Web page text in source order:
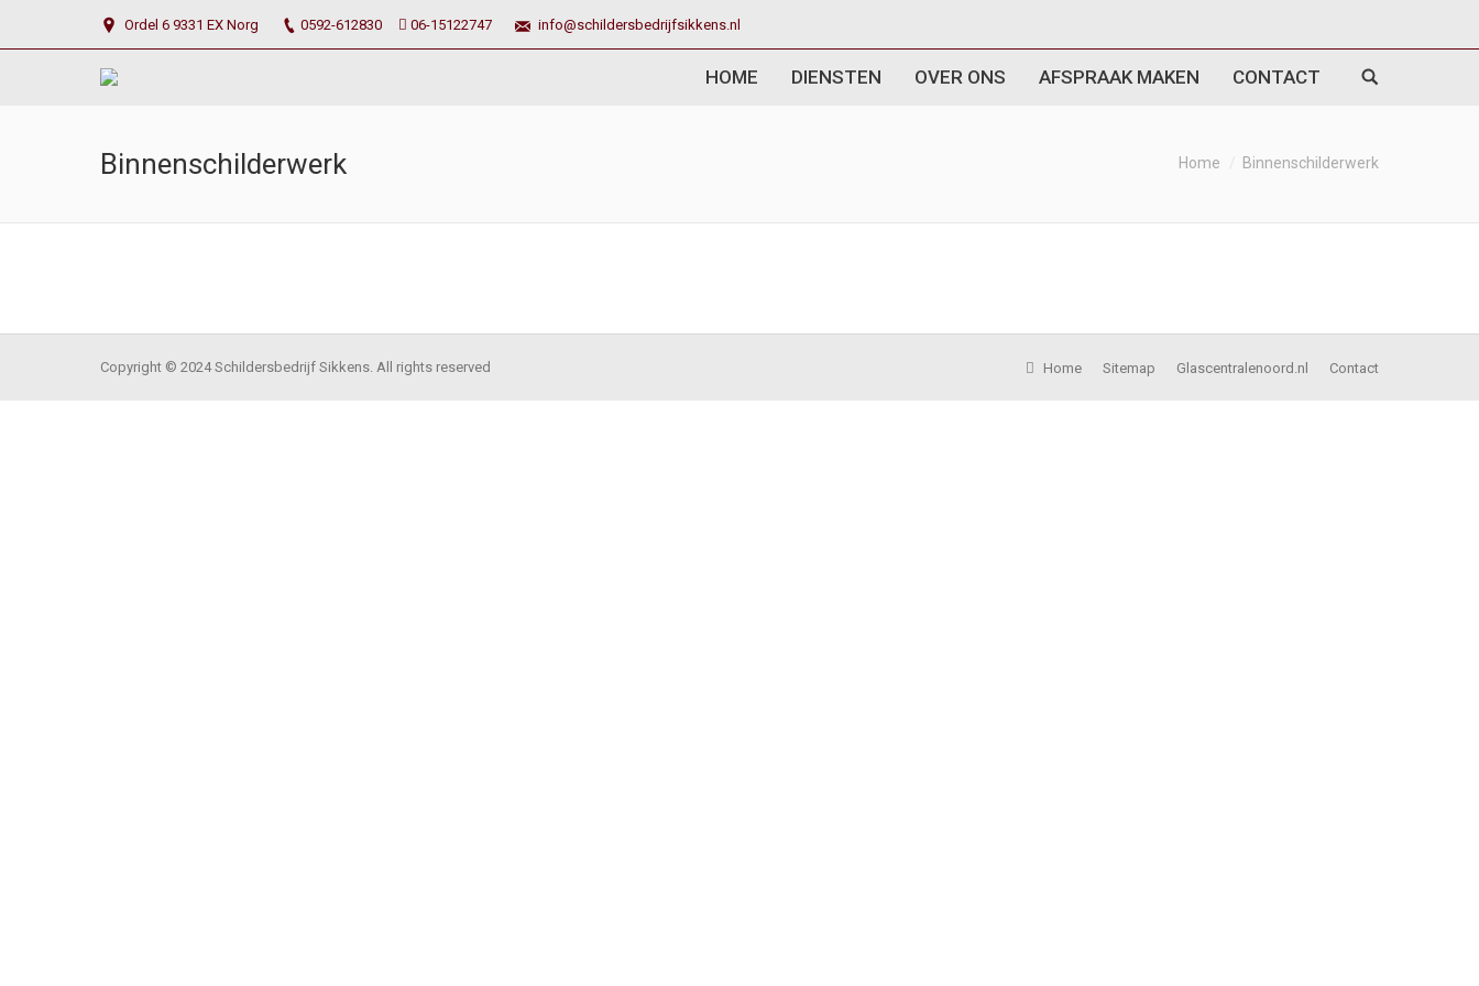
Ordel 6 9331 EX Norg 0592-612830 06-15122747 info@schildersbedrijfsikkens.nl
HOME DIENSTEN OVER ONS AFSPRAAK MAKEN CONTACT
Binnenschilderwerk Home Binnenschilderwerk
Copyright © 2024 Schildersbedrijf Sikkens. All rights reserved Home Sitemap Glascentralenoord.nl Contact